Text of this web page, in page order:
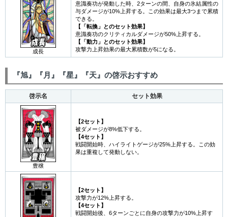
成長
意識奏功が発動した時、2ターンの間、自身の氷結属性の
与ダメージが10%上昇する。この効果は最大3つまで累積
できる。
【「転換」とのセット効果】
意識奏功のクリティカルダメージが50%上昇する。
【「動力」とのセット効果】
攻撃力上昇効果の最大累積数が5になる。
『旭』『月』『星』『天』の啓示おすすめ
啓示名 セット効果
豊穣
【2セット】
被ダメージが8%低下する。
【4セット】
戦闘開始時、ハイライトゲージが25%上昇する。この効
果は重複して発動しない。
【2セット】
攻撃力が12%上昇する。
【4セット】
戦闘開始後、6ターンごとに自身の攻撃力が10%上昇す